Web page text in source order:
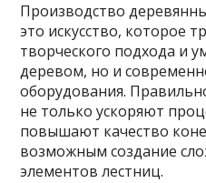
Производство
это искусство, которое
творческого подхода и
деревом, но и
оборудования.
не только ускоряют
повышают качество
возможным создание
элементов лестниц.